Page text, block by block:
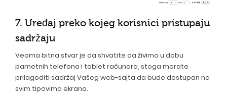
7. Uređaj preko kojeg korisnici pristupaju
sadržaju
Veoma bitna stvar je da shvatite da živimo u dobu
pametnih telefona i tablet računara, stoga morate
prilagoditi sadržaj Vašeg web-sajta da bude dostupan na
svim tipovima ekrana.